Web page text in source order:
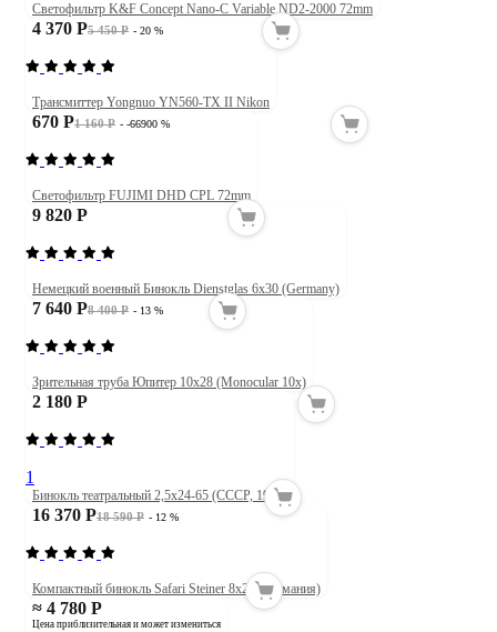
Светофильтр K&F Concept Nano-C Variable ND2-2000 72mm
5 450 Р
4 370 Р - 20 %
Трансмиттер Yongnuo YN560-TX II Nikon
1 160 Р
670 Р - -66900 %
Светофильтр FUJIMI DHD CPL 72mm
9 820 Р
Немецкий военный Бинокль Dienstglas 6x30 (Germany)
8 400 Р
7 640 Р - 13 %
Зрительная труба Юпитер 10х28 (Monocular 10x)
2 180 Р
1
Бинокль театральный 2,5х24-65 (СССР, 1956)
18 590 Р
16 370 Р - 12 %
Компактный бинокль Safari Steiner 8x22 (Германия)
≈ 4 780 Р
Цена приблизительная и может измениться